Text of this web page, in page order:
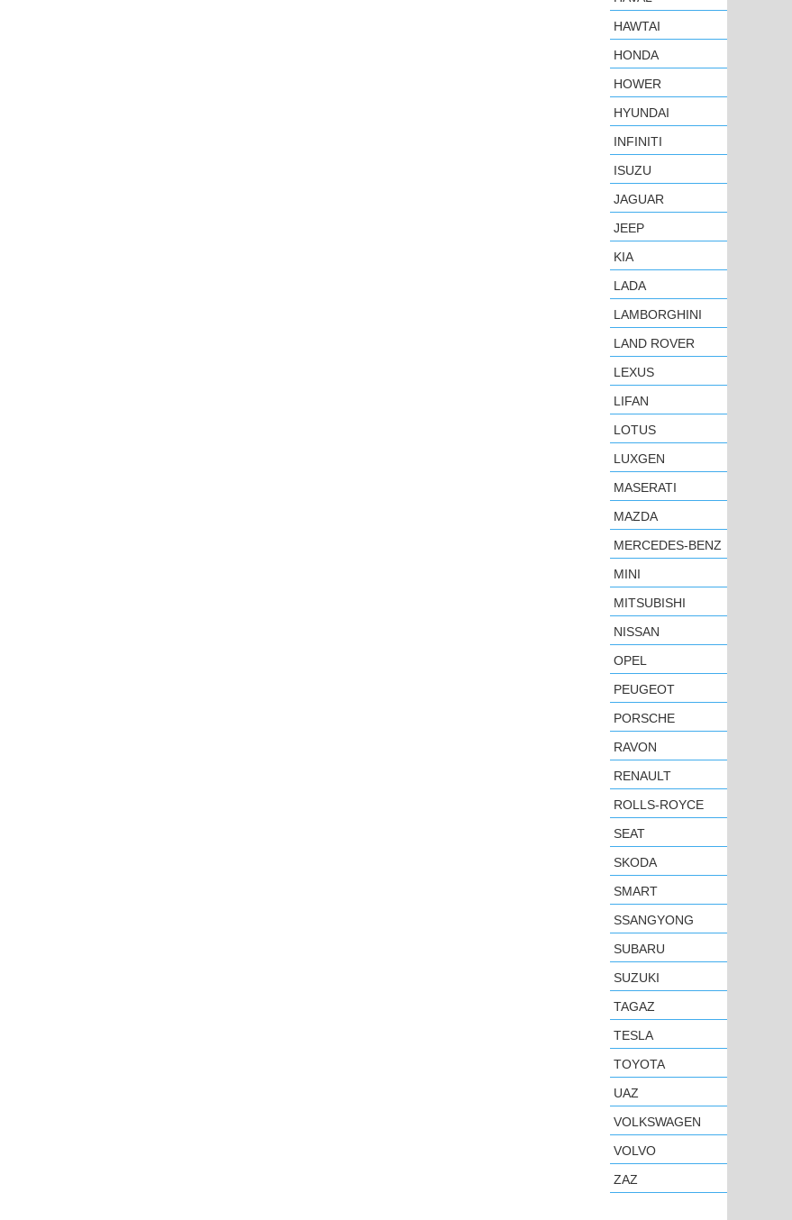
HAWTAI
HONDA
HOWER
HYUNDAI
INFINITI
ISUZU
JAGUAR
JEEP
KIA
LADA
LAMBORGHINI
LAND ROVER
LEXUS
LIFAN
LOTUS
LUXGEN
MASERATI
MAZDA
MERCEDES-BENZ
MINI
MITSUBISHI
NISSAN
OPEL
PEUGEOT
PORSCHE
RAVON
RENAULT
ROLLS-ROYCE
SEAT
SKODA
SMART
SSANGYONG
SUBARU
SUZUKI
TAGAZ
TESLA
TOYOTA
UAZ
VOLKSWAGEN
VOLVO
ZAZ